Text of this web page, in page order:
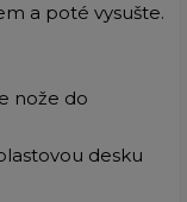
a poté vysušte.
nože do
desku